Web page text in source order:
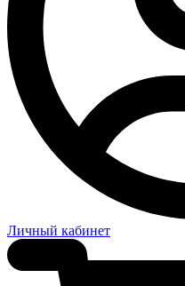
Личный кабинет